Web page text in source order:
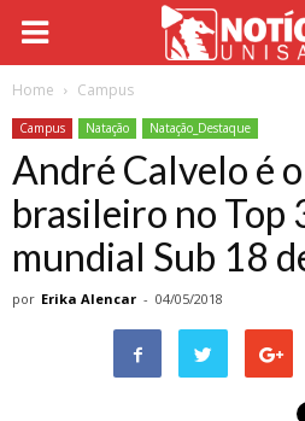
Home Campus
Campus Natação Natação_Destaque
André Calvelo é
brasileiro no Top
mundial Sub 18
por Erika Alencar - 04/05/2018